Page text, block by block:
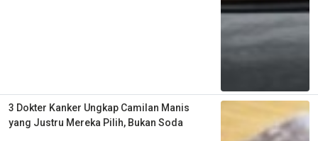
3 Dokter Kanker Ungkap Camilan Manis
yang Justru Mereka Pilih, Bukan Soda